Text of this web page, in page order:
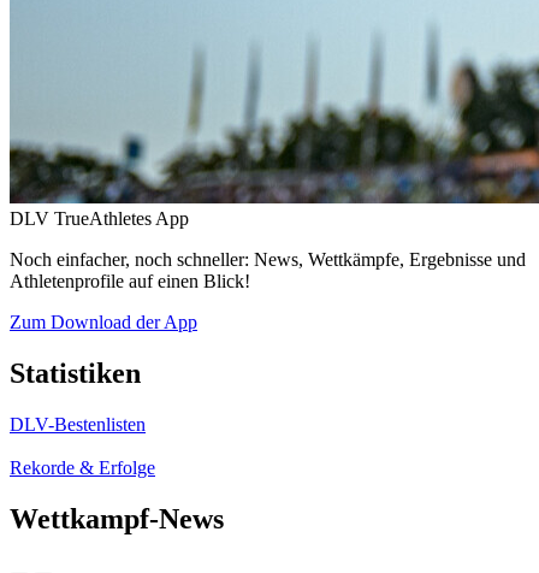
DLV TrueAthletes App
Noch einfacher, noch schneller: News, Wettkämpfe, Ergebnisse und
Athletenprofile auf einen Blick!
Zum Download der App
Statistiken
DLV-Bestenlisten
Rekorde & Erfolge
Wettkampf-News